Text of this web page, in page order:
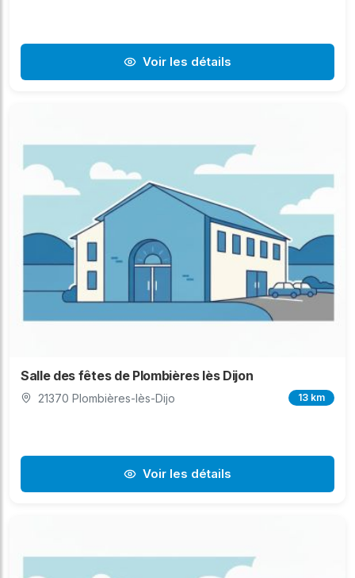
Voir les détails
Salle des fêtes de Plombières lès Dijon
21370 Plombières-lès-Dijo 13 km
Voir les détails